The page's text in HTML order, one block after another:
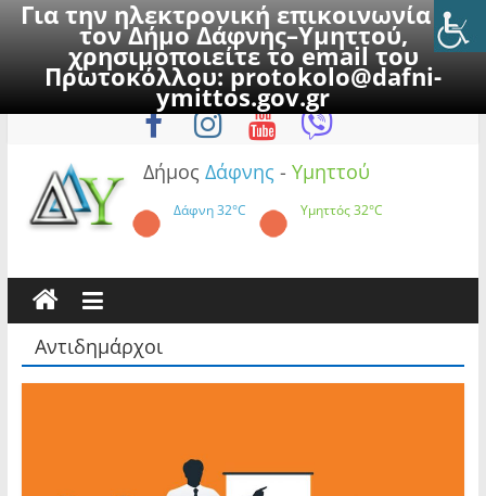
Για την ηλεκτρονική επικοινωνία με
τον Δήμο Δάφνης–Υμηττού,
χρησιμοποιείτε το email του
Πρωτοκόλλου:protokolo@dafni-
ymittos.gov.gr
to
Πέμπτη, 6 Αυγούστου 2026
Δήμος Δάφνης - Υμηττού
Δάφνη32°C Υμηττός32°C
Αντιδημάρχοι